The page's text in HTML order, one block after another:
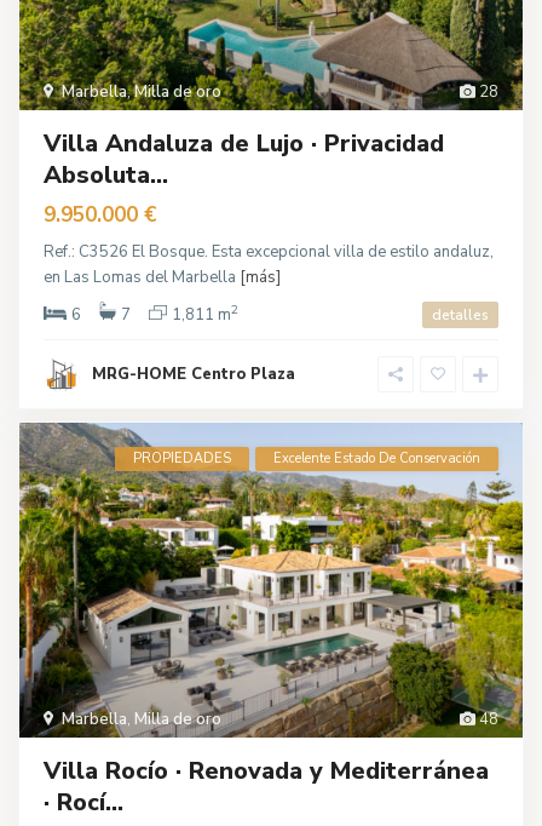
28
Marbella,Milla de oro
Villa Andaluza de Lujo · Privacidad
Absoluta...
9.950.000 €
Ref.: C3526 El Bosque. Esta excepcional villa de estilo andaluz,
en Las Lomas del Marbella [más]
6
7 1,811 m2 detalles
MRG-HOME Centro Plaza
48
Marbella, Milla de oro
PROPIEDADES Excelente Estado De Conservación
Villa Rocío · Renovada y Mediterránea
· Rocí...